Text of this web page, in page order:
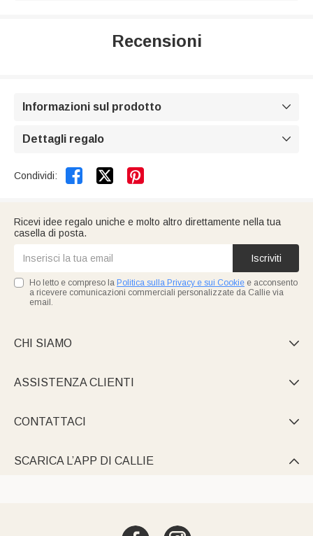
Recensioni
Informazioni sul prodotto 
Dettagli regalo 
Condividi:  
Ricevi idee regalo uniche e molto altro direttamente nella tua
casella di posta.
Iscriviti
Ho letto e compreso la Politica sulla Privacy e sui Cookie e acconsento
a ricevere comunicazioni commerciali personalizzate da Callie via
email.
CHI SIAMO 
ASSISTENZA CLIENTI 
CONTATTACI 
SCARICA L’APP DI CALLIE 